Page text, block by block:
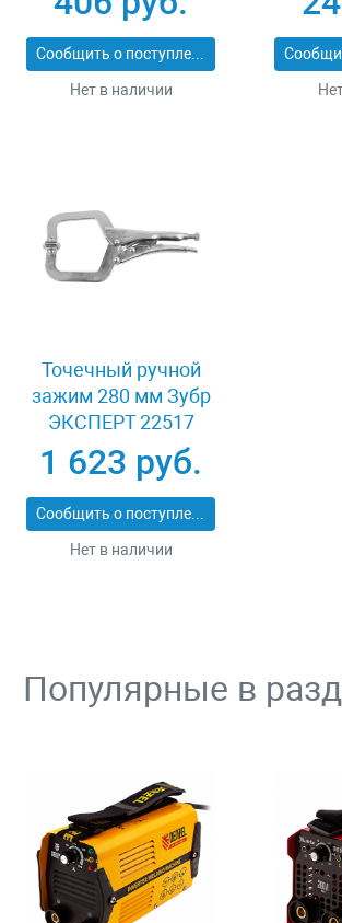
утолщенные, размер
XL, Palisad 679055
Сообщить о поступлении
Нет в наличии
Точечный ручной
зажим 280 мм Зубр
ЭКСПЕРТ 22517
1 623 руб.
Сообщить о поступлении
Нет в наличии
Популярные в